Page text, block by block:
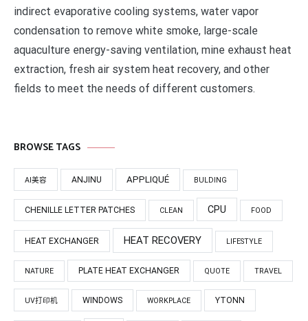
indirect evaporative cooling systems, water vapor
condensation to remove white smoke, large-scale
aquaculture energy-saving ventilation, mine exhaust heat
extraction, fresh air system heat recovery, and other
fields to meet the needs of different customers.
BROWSE TAGS
AI美容 ANJINU APPLIQUÉ BULDING
CHENILLE LETTER PATCHES CLEAN CPU FOOD
HEAT EXCHANGER HEAT RECOVERY LIFESTYLE
NATURE PLATE HEAT EXCHANGER QUOTE TRAVEL
UV打印机 WINDOWS WORKPLACE YTONN